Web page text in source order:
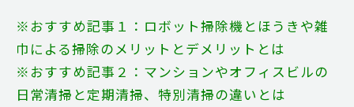
※おすすめ記事１：ロボット掃除機とほうきや雑
巾による掃除のメリットとデメリットとは
※おすすめ記事２：マンションやオフィスビルの
日常清掃と定期清掃、特別清掃の違いとは